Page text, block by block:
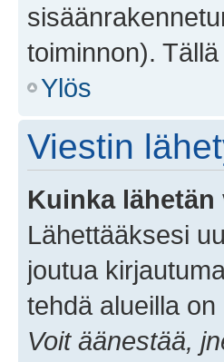
toiminnon).
Ylös
Viestin
Kuinka
Lähettääksesi
joutua
tehdä alueilla
Voit äänestää,